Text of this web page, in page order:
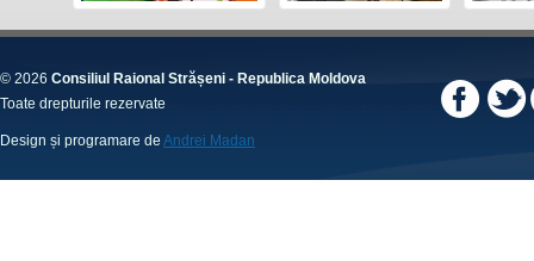
© 2026 Consiliul Raional Strășeni - Republica Moldova
Toate drepturile rezervate
Design și programare de Andrei Madan